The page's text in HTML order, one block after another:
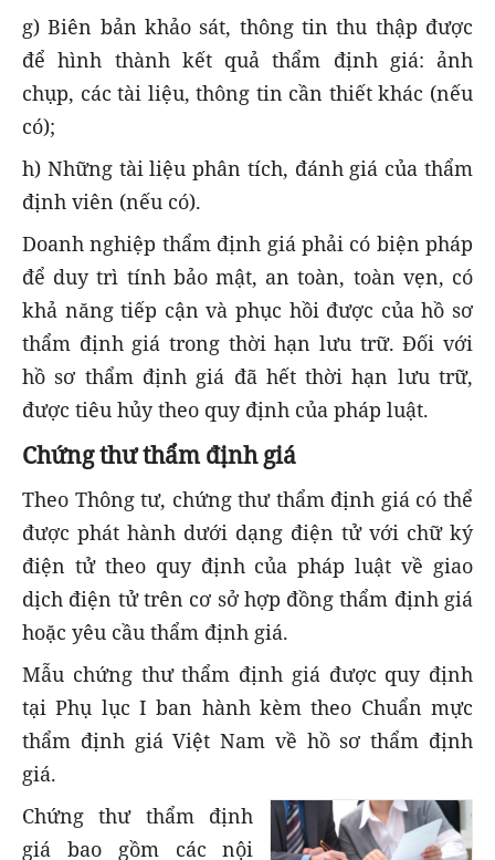
g) Biên bản khảo sát, thông tin thu thập được
để hình thành kết quả thẩm định giá: ảnh
chụp, các tài liệu, thông tin cần thiết khác (nếu
có);
h) Những tài liệu phân tích, đánh giá của thẩm
định viên (nếu có).
Doanh nghiệp thẩm định giá phải có biện pháp
để duy trì tính bảo mật, an toàn, toàn vẹn, có
khả năng tiếp cận và phục hồi được của hồ sơ
thẩm định giá trong thời hạn lưu trữ. Đối với
hồ sơ thẩm định giá đã hết thời hạn lưu trữ,
được tiêu hủy theo quy định của pháp luật.
Chứng thư thẩm định giá
Theo Thông tư, chứng thư thẩm định giá có thể
được phát hành dưới dạng điện tử với chữ ký
điện tử theo quy định của pháp luật về giao
dịch điện tử trên cơ sở hợp đồng thẩm định giá
hoặc yêu cầu thẩm định giá.
Mẫu chứng thư thẩm định giá được quy định
tại Phụ lục I ban hành kèm theo Chuẩn mực
thẩm định giá Việt Nam về hồ sơ thẩm định
giá.
Chứng thư thẩm định
giá bao gồm các nội